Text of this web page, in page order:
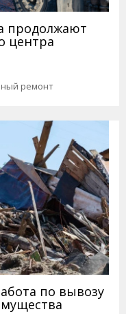
продолжают
центра
ремонт
по вывозу